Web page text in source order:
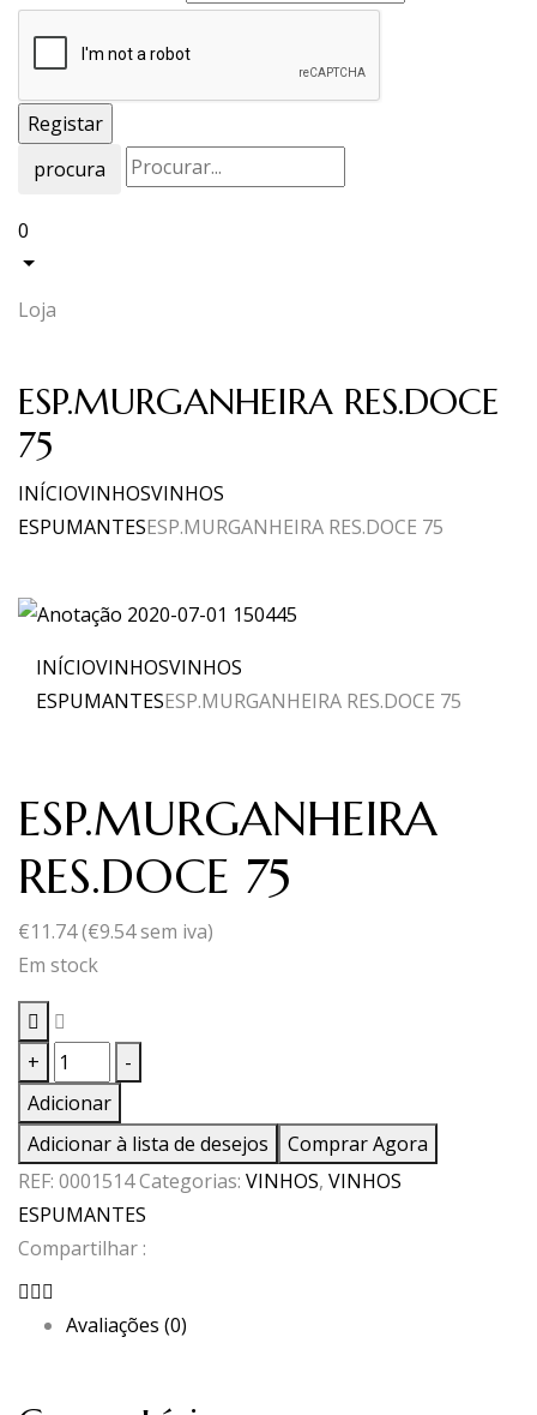
procura
0
Loja
ESP.MURGANHEIRA RES.DOCE
75
INÍCIOVINHOSVINHOS
ESPUMANTESESP.MURGANHEIRA RES.DOCE 75
INÍCIOVINHOSVINHOS
ESPUMANTESESP.MURGANHEIRA RES.DOCE 75
ESP.MURGANHEIRA
RES.DOCE 75
€11.74(€9.54sem iva)
Em stock
+
Quantidade
de
ESP.MURGANHEIRA
RES.DOCE
75
-
Adicionar
Adicionar à lista de desejos
Comprar Agora
REF: 0001514Categorias: VINHOS, VINHOS
ESPUMANTES
Compartilhar :
Avaliações (0)